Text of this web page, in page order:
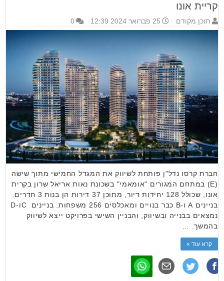
קריית אונו
תוכן מקודם 25 פברואר 2024 12:39 0
חברת קרסו נדל"ן פותחת לשיווק את המגדל החמישי מתוך שישה
(E) במתחם המגורים "אומאמי" בשכונת נאות אריאל שרון בקרית
אונו, שכולל 128 יחידות דיור, מתוכן 37 דירות הן בנות 3 חדרים.
בניינים A ו-B כבר בנויים ומאכלסים 256 משפחות. בניינים Cו-D
נמצאים בבנייה ובשיווק, והבניין השישי בפרויקט ייצא לשיווק
בהמשך. …
קרא עוד »